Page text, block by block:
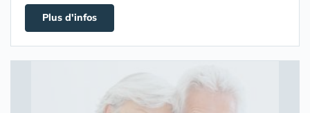
Plus d'infos